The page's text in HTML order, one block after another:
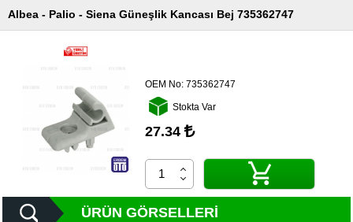
Ürünler
İletişim
Albea - Palio - Siena Güneşlik Kancası Bej 735362747
OEM No:735362747
Stokta Var
27.34
ÜRÜN GÖRSELLERI